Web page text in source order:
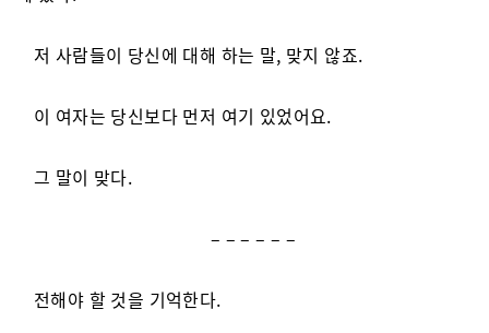
저 사람들이 당신에 대해 하는 말, 맞지 않죠.
이 여자는 당신보다 먼저 여기 있었어요.
그 말이 맞다.
– – – – – –
전해야 할 것을 기억한다.